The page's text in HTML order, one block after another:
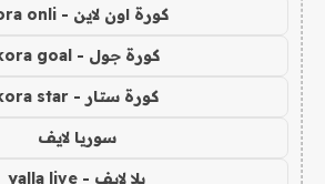
كورة اون لاين - kora onli
كورة جول - kora goal
كورة ستار - kora star
سوريا لايف
يلا لايف - yalla live